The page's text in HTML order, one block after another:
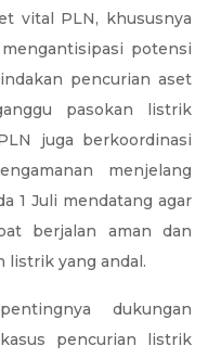
vital PLN, khususnya
potensi
pencurian aset
pasokan listrik
juga berkoordinasi
menjelang
1 Juli mendatang agar
berjalan aman dan
listrik yang andal.
dukungan
pencurian listrik